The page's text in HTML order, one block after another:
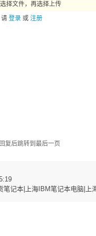
择文件，再选择上传
登录 或 注册
回复后跳转到最后一页
笔记本|上海IBM笔记本电脑|上